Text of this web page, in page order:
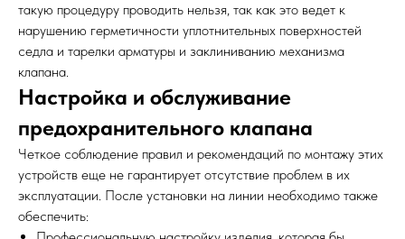
такую процедуру проводить нельзя, так как это ведет к
нарушению герметичности уплотнительных поверхностей
седла и тарелки арматуры и заклиниванию механизма
клапана.
Настройка и обслуживание
предохранительного клапана
Четкое соблюдение правил и рекомендаций по монтажу этих
устройств еще не гарантирует отсутствие проблем в их
эксплуатации. После установки на линии необходимо также
обеспечить: